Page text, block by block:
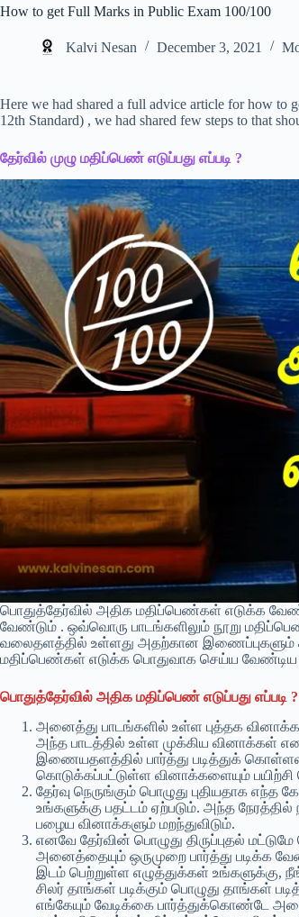
How to get Full Marks in Public Exam 100/100
Kalvi Nesan December 3, 2021
Here we had shared a full advice article for how to
12th Standard) , we had shared few steps to that
தேர்வில் முழு மதிப்பெண் எடுப்பது எப்படி ?
பொதுத்தேர்வில் அதிக மதிப்பெண்கள் எடுக்க
வேண்டும் . ஒவ்வொரு பாடங்களிலும் நூறு
வலைதளத்தில் உள்ளது அதற்கான இணைப்புகளும்
மதிப்பெண்கள் எடுக்க பொதுவாக செய்ய
பொதுத்தேர்வில் அதிக மதிப்பெண் எடுப்பது எப்படி ?
அனைத்து பாடங்களில் உள்ள புத்தக
அந்த பாடத்தில் உள்ள முக்கிய வினாக்கள்
இணையதளத்தில் பார்த்து படித்துக்
கொடுக்கப்பட்டுள்ள வினாக்களையும்
தேர்வு நெருங்கும் பொழுது புதியதாக எந்த
உங்களுக்கு பதட்டம் ஏற்படும். அந்த
பழைய வினாக்களும் மறந்துவிடும்.
எனவே தேர்வின் பொழுது திருப்புதல்
அனைத்தையும் ஒருமுறை பார்த்து படிக்க
இடம் பெற்றுள்ள எழுத்துக்கள் உங்களுக்கு,
சிலர் தாங்கள் படிக்கும் பொழுது தாங்கள்
எங்கேயும் வேடிக்கை பார்த்துக்கொண்டே